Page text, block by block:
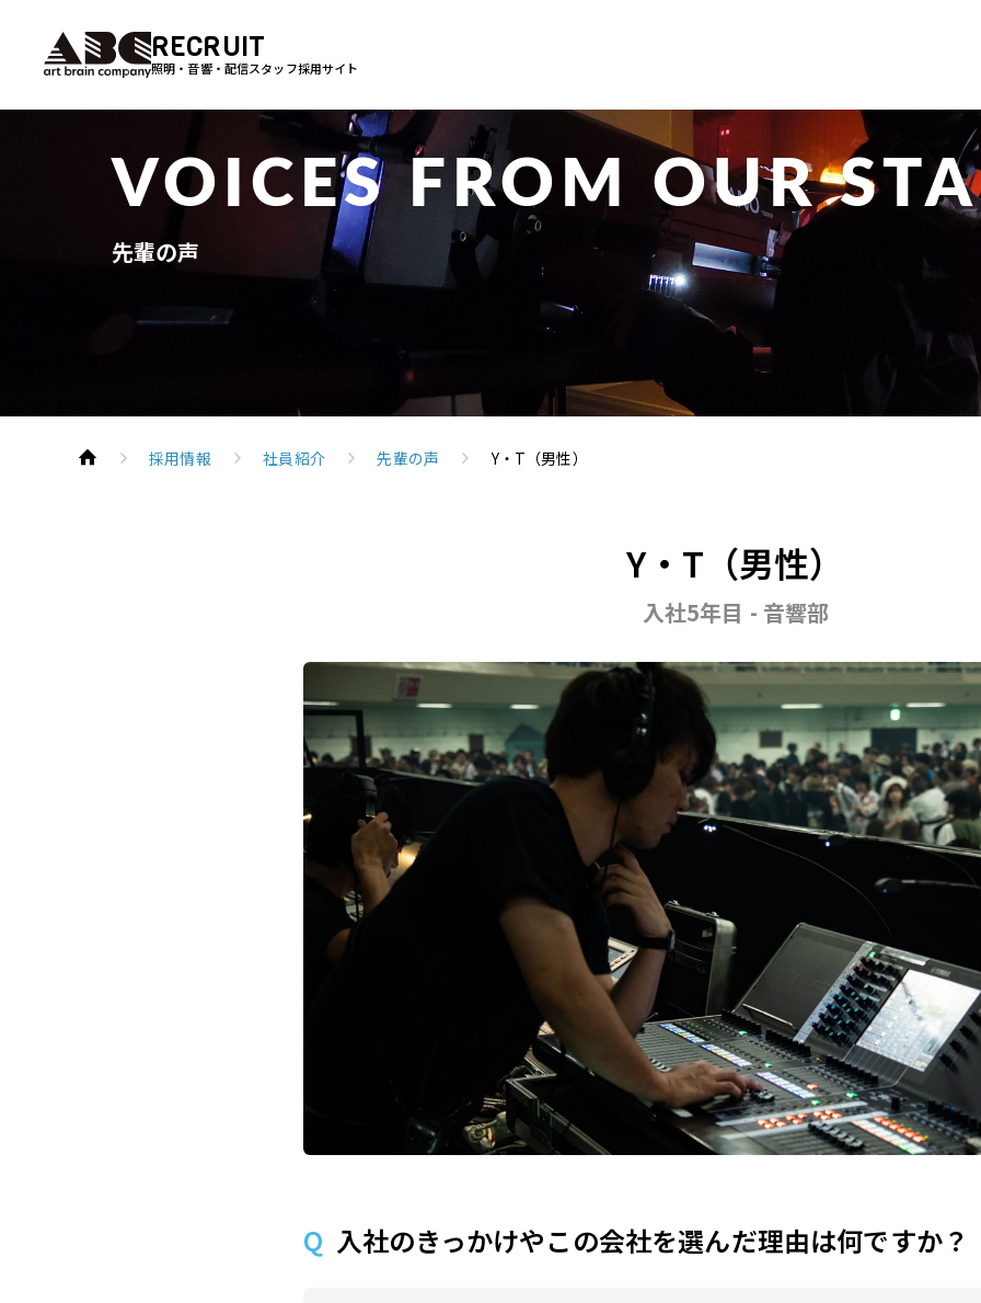
RECRUIT
照明・音響・配信スタッフ採用サイト
VOICES FROM OUR
先輩の声
採用情報 社員紹介 先輩の声 Y・T（男性）
Y・T（男性）
入社5年目 - 音響部
入社のきっかけやこの会社を選んだ理由は何ですか？